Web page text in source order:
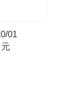
01
元